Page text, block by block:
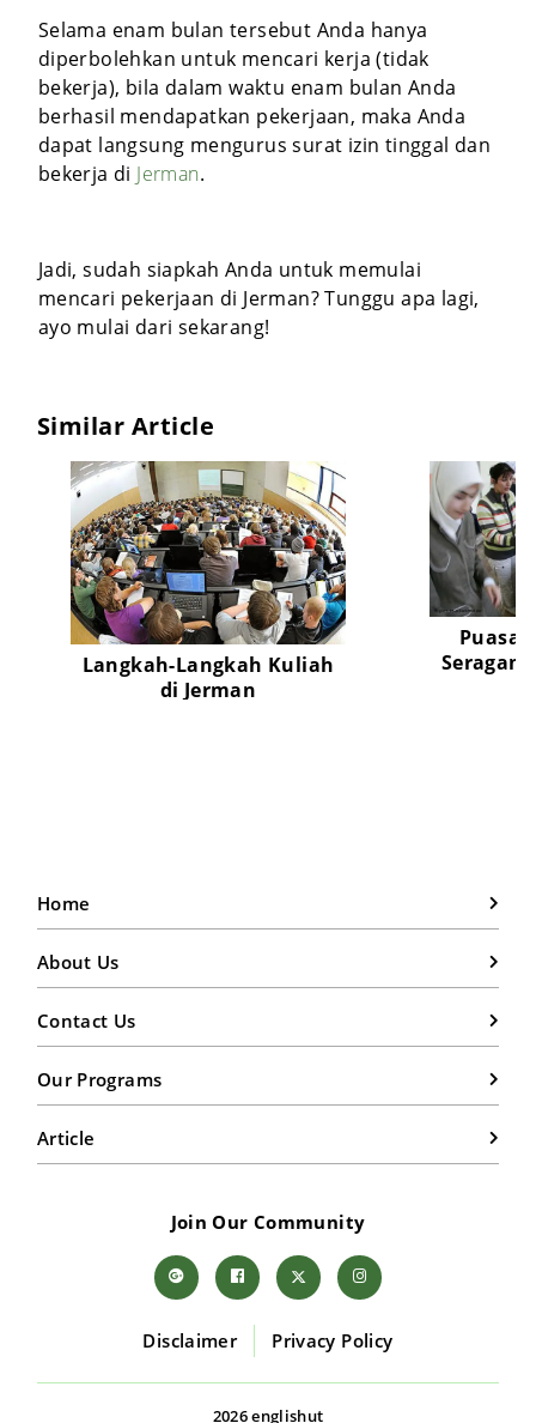
Selama enam bulan tersebut Anda hanya
diperbolehkan untuk mencari kerja (tidak
bekerja), bila dalam waktu enam bulan Anda
berhasil mendapatkan pekerjaan, maka Anda
dapat langsung mengurus surat izin tinggal dan
bekerja di Jerman.
Jadi, sudah siapkah Anda untuk memulai
mencari pekerjaan di Jerman? Tunggu apa lagi,
ayo mulai dari sekarang!
Similar Article
Langkah-Langkah Kuliah
di Jerman
Puasa
Seragam
Home
About Us
Contact Us
Our Programs
Article
Join Our Community
Disclaimer Privacy Policy
2026 englishut